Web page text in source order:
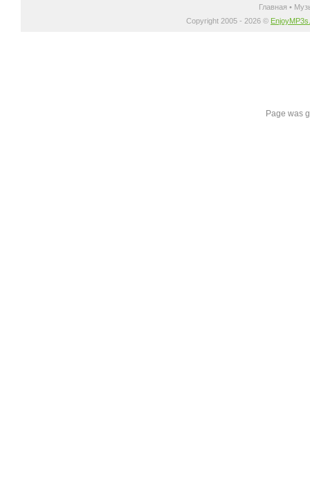
Главная •
Copyright 2005 - 2026 ©
Page was